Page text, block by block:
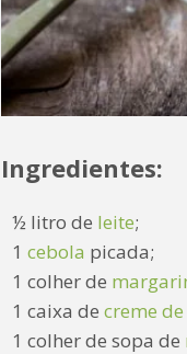
Ingredientes:
½ litro de leite;
1 cebola picada;
1 colher de
1 caixa de creme
1 colher de sopa de